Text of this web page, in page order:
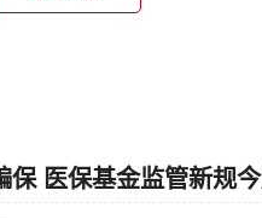
保 医保基金监管新规